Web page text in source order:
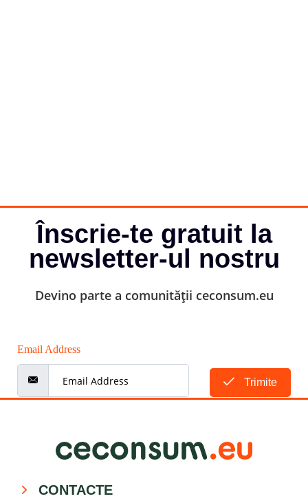
Înscrie-te gratuit la
newsletter-ul nostru
Devino parte a comunității ceconsum.eu
Email Address
Trimite
CONTACTE